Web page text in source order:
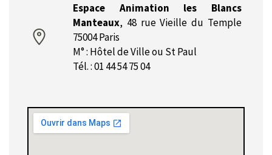
Espace Animation les Blancs
Manteaux, 48 rue Vieille du Temple
75004 Paris
M° : Hôtel de Ville ou St Paul
Tél. : 01 44 54 75 04